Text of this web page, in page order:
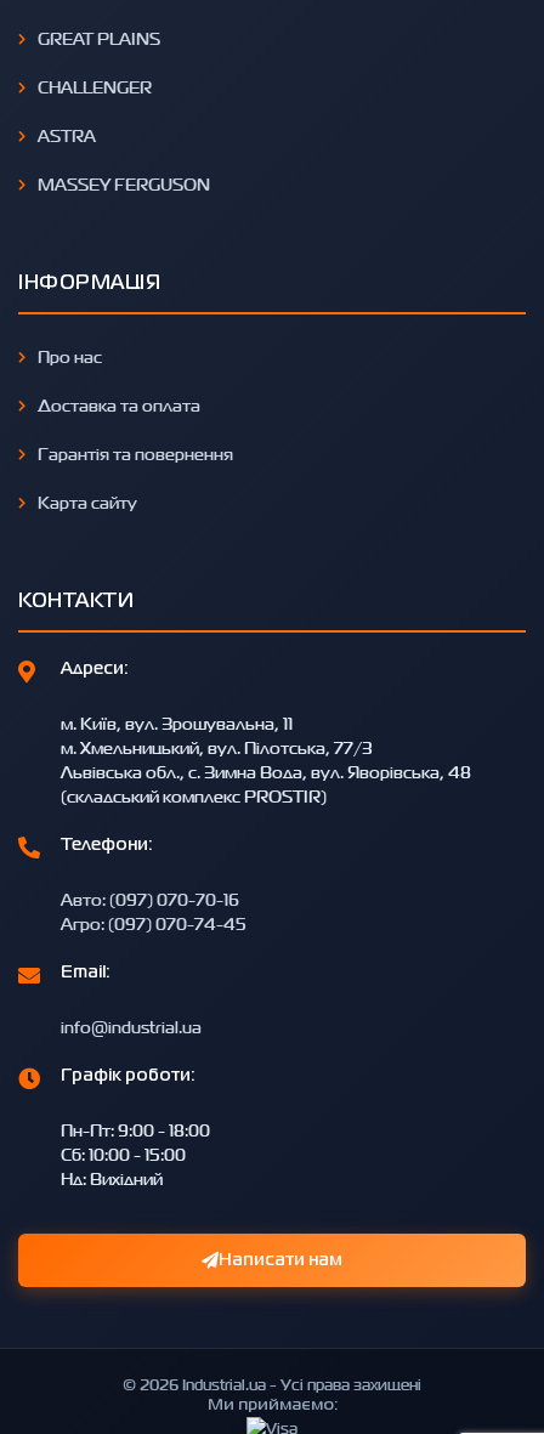
GREAT PLAINS
CHALLENGER
ASTRA
MASSEY FERGUSON
ІНФОРМАЦІЯ
Про нас
Доставка та оплата
Гарантія та повернення
Карта сайту
КОНТАКТИ
Адреси:
м. Київ, вул. Зрошувальна, 11
м. Хмельницький, вул. Пілотська, 77/3
Львівська обл., с. Зимна Вода, вул. Яворівська, 48
(складський комплекс PROSTIR)
Телефони:
Авто: (097) 070-70-16
Агро: (097) 070-74-45
Email:
info@industrial.ua
Графік роботи:
Пн-Пт: 9:00 - 18:00
Сб: 10:00 - 15:00
Нд: Вихідний
Написати нам
© 2026 Industrial.ua - Усі права захищені
Ми приймаємо: